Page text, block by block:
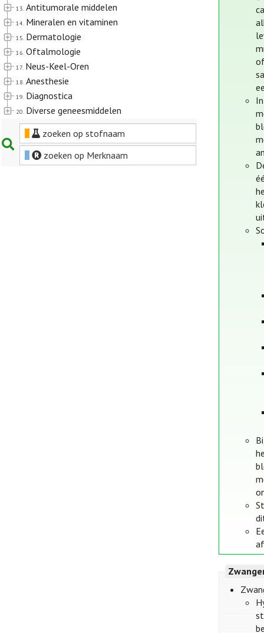
13. Antitumorale middelen
14. Mineralen en vitaminen
15. Dermatologie
16. Oftalmologie
17. Neus-Keel-Oren
18. Anesthesie
19. Diagnostica
20. Diverse geneesmiddelen
zoeken op stofnaam
zoeken op Merknaam